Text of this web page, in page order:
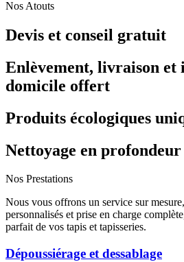
Nos Atouts
Devis et conseil gratuit
Enlèvement, livraison et
domicile offert
Produits écologiques
Nettoyage en
Nos Prestations
Nous vous offrons un service sur
personnalisés et prise en charge
parfait de vos tapis et tapisseries.
Dépoussiérage et dessablage